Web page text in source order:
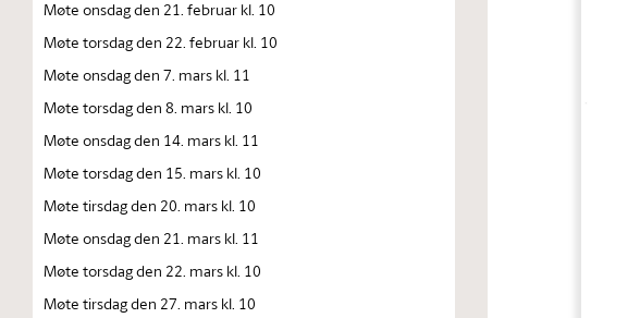
Møte onsdag den 21. februar kl. 10
Møte torsdag den 22. februar kl. 10
Møte onsdag den 7. mars kl. 11
Møte torsdag den 8. mars kl. 10
Møte onsdag den 14. mars kl. 11
Møte torsdag den 15. mars kl. 10
Møte tirsdag den 20. mars kl. 10
Møte onsdag den 21. mars kl. 11
Møte torsdag den 22. mars kl. 10
Møte tirsdag den 27. mars kl. 10